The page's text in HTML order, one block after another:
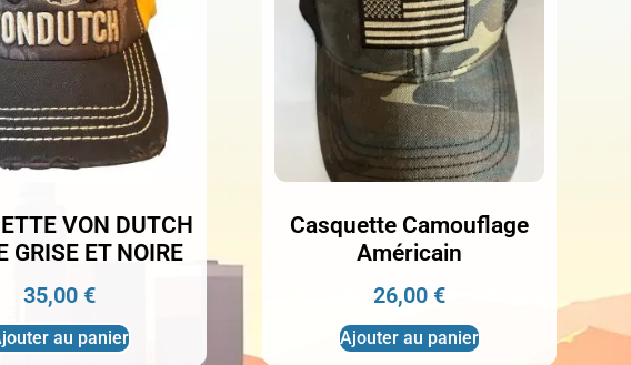
VON DUTCH
GRISE ET NOIRE
35,00 €
au panier
Casquette Camouflage
Américain
26,00 €
Ajouter au panier